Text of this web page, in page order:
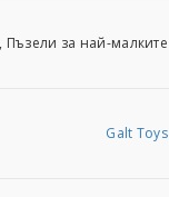
за най-малките
Galt Toys